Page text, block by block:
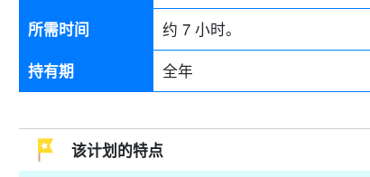
所需时间
约 7 小时。
持有期
全年
该计划的特点